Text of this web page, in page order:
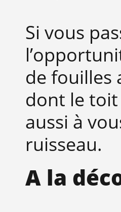
Si vous
de fouilles
dont le toit
aussi à
ruisseau.
A la